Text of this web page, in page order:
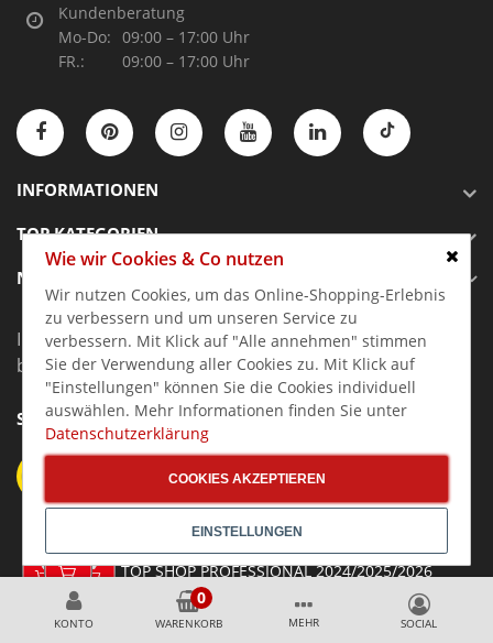
KONTO WARENKORB MEHR
Kundenberatung
Mo-Do: 09:00 – 17:00 Uhr
FR.:
09:00 – 17:00 Uhr
INFORMATIONEN
TOP KATEGORIEN
NEWSLETTER ANMELDEN
Immer über Top % Aktionen und ANGEBOTE informiert
bleiben
SICHER EINKAUFEN
durch Trusted Shops
Auszeichnung:
TOP SHOP PROFESSIONAL 2024/2025/2026
Wie wir Cookies & Co nutzen
Wir nutzen Cookies, um das Online-Shopping-Erlebnis
zu verbessern und um unseren Service zu
verbessern. Mit Klick auf "Alle annehmen" stimmen
Sie der Verwendung aller Cookies zu. Mit Klick auf
"Einstellungen" können Sie die Cookies individuell
auswählen. Mehr Informationen finden Sie unter
Datenschutzerklärung
COOKIES AKZEPTIEREN
EINSTELLUNGEN